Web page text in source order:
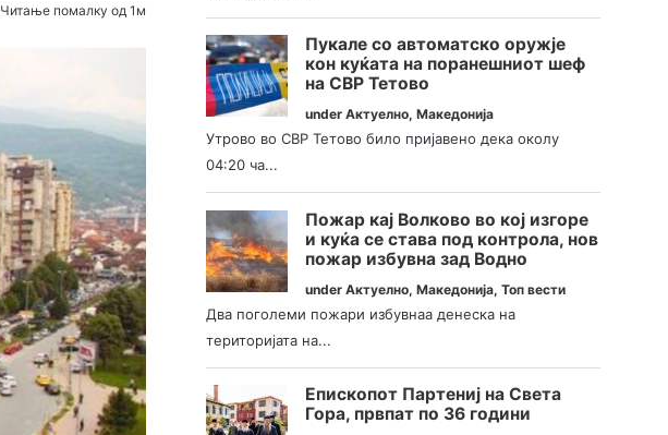
Читање помалку од 1м
Пукале со автоматско оружје
кон куќата на поранешниот шеф
на СВР Тетово
underАктуелно,Македонија
Утрово во СВР Тетово било пријавено дека околу
04:20 ча...
Пожар кај Волково во кој изгоре
и куќа се става под контрола, нов
пожар избувна зад Водно
underАктуелно,Македонија,Топ вести
Два поголеми пожари избувнаа денеска на
територијата на...
Епископот Партениј на Света
Гора, првпат по 36 години